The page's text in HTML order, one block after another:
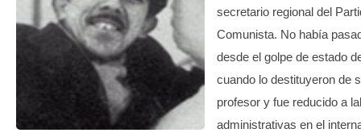
secretario regional del
Comunista. No había
desde el golpe de estado
cuando lo destituyeron de
profesor y fue reducido a
administrativas en el